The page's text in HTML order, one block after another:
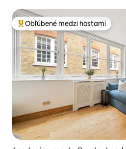
Najobľúbenejšie medzi hosťami
Obľúbené medzi hosťami